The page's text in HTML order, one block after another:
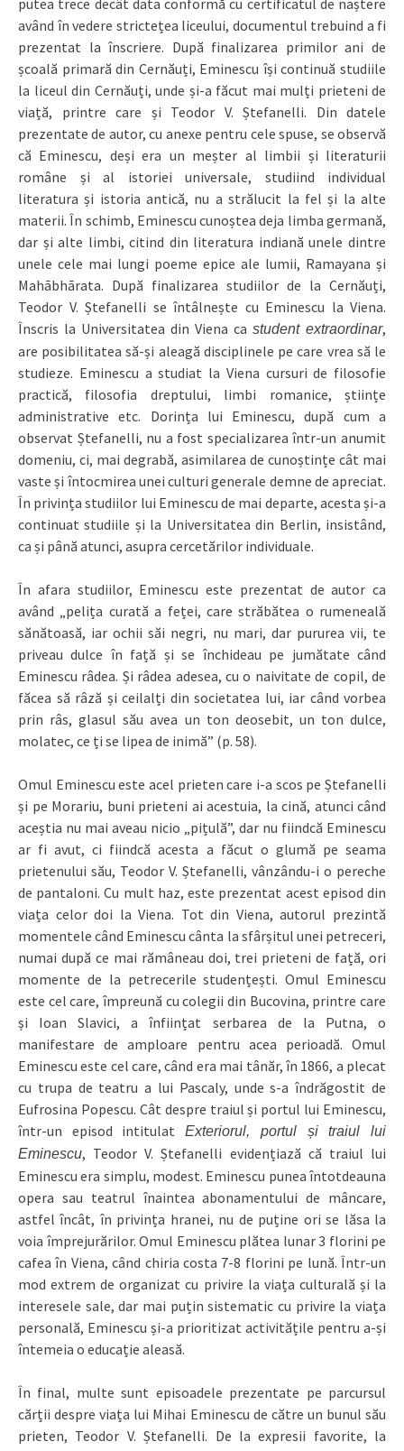
având în vedere strictețea liceului, documentul trebuind a fi
prezentat la înscriere. După finalizarea primilor ani de
școală primară din Cernăuți, Eminescu își continuă studiile
la liceul din Cernăuți, unde și-a făcut mai mulți prieteni de
viață, printre care și Teodor V. Ștefanelli. Din datele
prezentate de autor, cu anexe pentru cele spuse, se observă
că Eminescu, deși era un meșter al limbii și literaturii
române și al istoriei universale, studiind individual
literatura și istoria antică, nu a strălucit la fel și la alte
materii. În schimb, Eminescu cunoștea deja limba germană,
dar și alte limbi, citind din literatura indiană unele dintre
unele cele mai lungi poeme epice ale lumii, Ramayana și
Mahābhārata. După finalizarea studiilor de la Cernăuți,
Teodor V. Ștefanelli se întâlnește cu Eminescu la Viena.
Înscris la Universitatea din Viena ca student extraordinar,
are posibilitatea să-și aleagă disciplinele pe care vrea să le
studieze. Eminescu a studiat la Viena cursuri de filosofie
practică, filosofia dreptului, limbi romanice, științe
administrative etc. Dorința lui Eminescu, după cum a
observat Ștefanelli, nu a fost specializarea într-un anumit
domeniu, ci, mai degrabă, asimilarea de cunoștințe cât mai
vaste și întocmirea unei culturi generale demne de apreciat.
În privința studiilor lui Eminescu de mai departe, acesta și-a
continuat studiile și la Universitatea din Berlin, insistând,
ca și până atunci, asupra cercetărilor individuale.
În afara studiilor, Eminescu este prezentat de autor ca
având „pelița curată a feței, care străbătea o rumeneală
sănătoasă, iar ochii săi negri, nu mari, dar pururea vii, te
priveau dulce în față și se închideau pe jumătate când
Eminescu râdea. Și râdea adesea, cu o naivitate de copil, de
făcea să râză și ceilalți din societatea lui, iar când vorbea
prin râs, glasul său avea un ton deosebit, un ton dulce,
molatec, ce ți se lipea de inimă” (p. 58).
Omul Eminescu este acel prieten care i-a scos pe Ștefanelli
și pe Morariu, buni prieteni ai acestuia, la cină, atunci când
aceștia nu mai aveau nicio „pițulă”, dar nu fiindcă Eminescu
ar fi avut, ci fiindcă acesta a făcut o glumă pe seama
prietenului său, Teodor V. Ștefanelli, vânzându-i o pereche
de pantaloni. Cu mult haz, este prezentat acest episod din
viața celor doi la Viena. Tot din Viena, autorul prezintă
momentele când Eminescu cânta la sfârșitul unei petreceri,
numai după ce mai rămâneau doi, trei prieteni de față, ori
momente de la petrecerile studențești. Omul Eminescu
este cel care, împreună cu colegii din Bucovina, printre care
și Ioan Slavici, a înființat serbarea de la Putna, o
manifestare de amploare pentru acea perioadă. Omul
Eminescu este cel care, când era mai tânăr, în 1866, a plecat
cu trupa de teatru a lui Pascaly, unde s-a îndrăgostit de
Eufrosina Popescu. Cât despre traiul și portul lui Eminescu,
într-un episod intitulatExteriorul, portul și traiul lui
Eminescu, Teodor V. Ștefanelli evidențiază că traiul lui
Eminescu era simplu, modest. Eminescu punea întotdeauna
opera sau teatrul înaintea abonamentului de mâncare,
astfel încât, în privința hranei, nu de puține ori se lăsa la
voia împrejurărilor. Omul Eminescu plătea lunar 3 florini pe
cafea în Viena, când chiria costa 7-8 florini pe lună. Într-un
mod extrem de organizat cu privire la viața culturală și la
interesele sale, dar mai puțin sistematic cu privire la viața
personală, Eminescu și-a prioritizat activitățile pentru a-și
întemeia o educație aleasă.
În final, multe sunt episoadele prezentate pe parcursul
cărții despre viața lui Mihai Eminescu de către un bunul său
prieten, Teodor V. Ștefanelli. De la expresii favorite, la